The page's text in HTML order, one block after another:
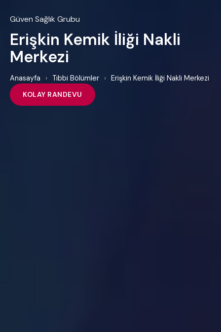
Güven Sağlık Grubu
Erişkin Kemik İliği Nakli
Merkezi
Anasayfa › Tıbbi Bölümler ›
Erişkin Kemik İliği Nakli Merkezi
KOLAY RANDEVU